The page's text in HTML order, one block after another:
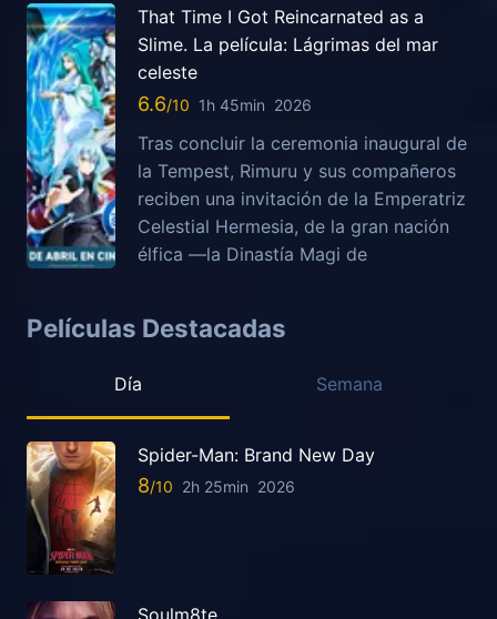
That Time I Got Reincarnated as a
Slime. La película: Lágrimas del mar
celeste
6.6 1h 45min 2026
Tras concluir la ceremonia inaugural de
la Tempest, Rimuru y sus compañeros
reciben una invitación de la Emperatriz
Celestial Hermesia, de la gran nación
élfica —la Dinastía Magi de
Películas Destacadas
Día Semana
Spider-Man: Brand New Day
8 2h 25min 2026
Soulm8te